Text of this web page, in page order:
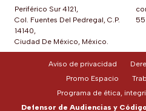
Periférico Sur 4121,
Col. Fuentes Del Pedregal, C.P.
14140,
Ciudad De México, México.
55
Aviso de privacidad
Promo Espacio
Programa de ética,
Defensor de Audiencias y